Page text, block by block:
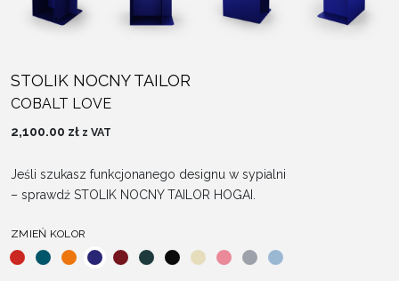
STOLIK NOCNY TAILOR
COBALT LOVE
2,100.00 zł z VAT
Jeśli szukasz funkcjonanego designu w sypialni
– sprawdź STOLIK NOCNY TAILOR HOGAI.
ZMIEŃ KOLOR